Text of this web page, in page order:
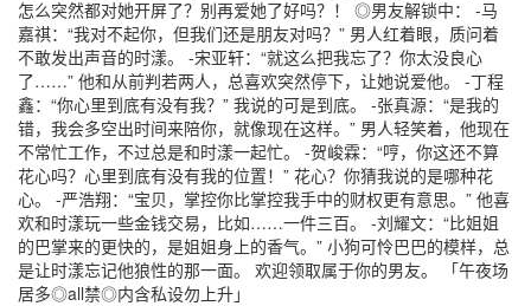
怎么突然都对她开屏了？别再爱她了好吗？！ ◎男友解锁中： -马
嘉祺：“我对不起你，但我们还是朋友对吗？” 男人红着眼，质问着
不敢发出声音的时漾。 -宋亚轩：“就这么把我忘了？你太没良心
了……” 他和从前判若两人，总喜欢突然停下，让她说爱他。 -丁程
鑫：“你心里到底有没有我？” 我说的可是到底。 -张真源：“是我的
错，我会多空出时间来陪你，就像现在这样。” 男人轻笑着，他现在
不常忙工作，不过总是和时漾一起忙。 -贺峻霖：“哼，你这还不算
花心吗？心里到底有没有我的位置！” 花心？你猜我说的是哪种花
心。 -严浩翔：“宝贝，掌控你比掌控我手中的财权更有意思。” 他喜
欢和时漾玩一些金钱交易，比如……一件三百。 -刘耀文：“比姐姐
的巴掌来的更快的，是姐姐身上的香气。” 小狗可怜巴巴的模样，总
是让时漾忘记他狼性的那一面。 欢迎领取属于你的男友。 「午夜场
居多◎all禁◎内含私设勿上升」